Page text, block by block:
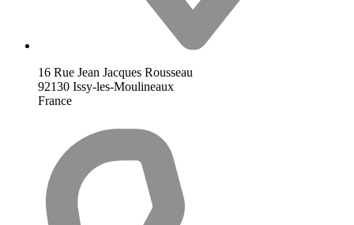
16 Rue Jean Jacques Rousseau
92130 Issy-les-Moulineaux
France